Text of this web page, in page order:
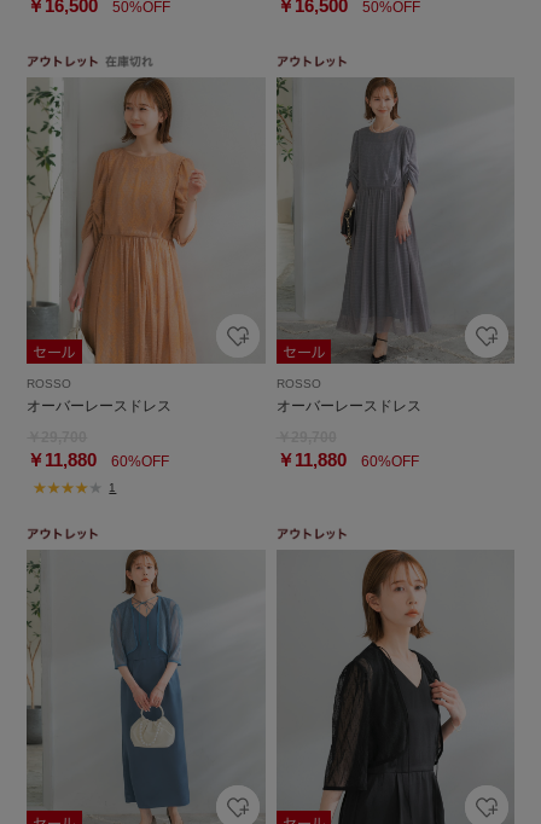
￥16,500 50%OFF ￥16,50050%OFF
ROSSO
オーバーレースドレス
￥11,880 60%OFF
1
ROSSO
オーバーレースドレス
￥11,88060%OFF